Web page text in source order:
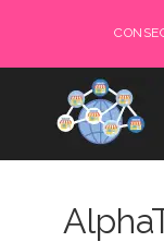
contenuto